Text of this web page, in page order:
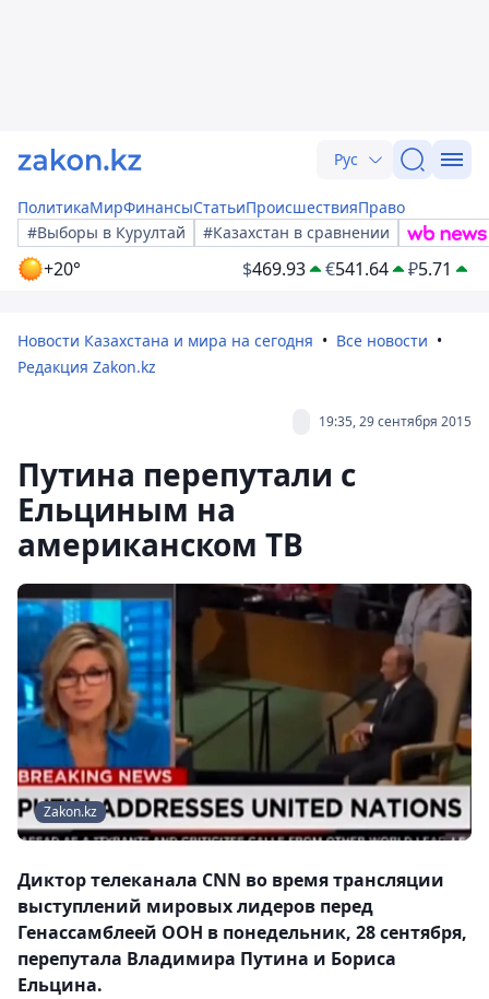
Рус
ПолитикаМирФинансыСтатьиПроисшествияПраво
#Выборы в Курултай
#Казахстан в сравнении
+20° $469.93 €541.64 ₽5.71
Новости Казахстана и мира на сегодня
Все новости
Редакция Zakon.kz
19:35, 29 сентября 2015
Путина перепутали с
Ельциным на
американском ТВ
Zakon.kz
Диктор телеканала CNN во время трансляции
выступлений мировых лидеров перед
Генассамблеей ООН в понедельник, 28 сентября,
перепутала Владимира Путина и Бориса
Ельцина.